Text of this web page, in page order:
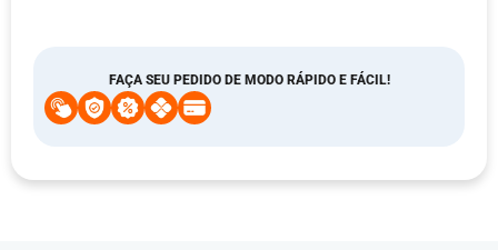
FAÇA SEU PEDIDO DE MODO RÁPIDO E FÁCIL!